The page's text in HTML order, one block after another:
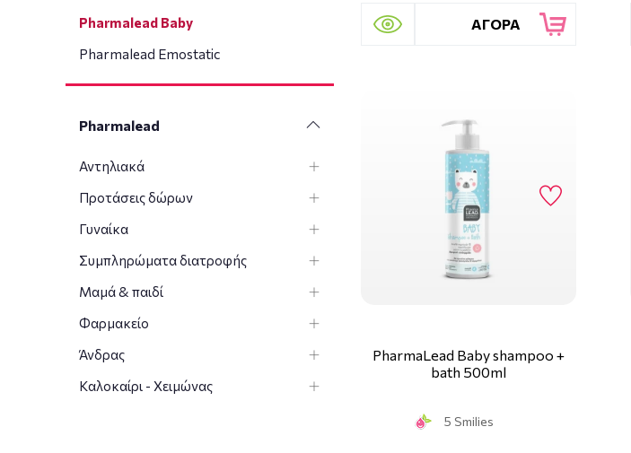
Pharmalead Baby
Pharmalead Emostatic
Pharmalead
Αντηλιακά
Προτάσεις δώρων
Γυναίκα
Συμπληρώματα διατροφής
Μαμά & παιδί
Φαρμακείο
Άνδρας
Καλοκαίρι - Χειμώνας
ΑΓΟΡΑ
PharmaLead Baby shampoo +
bath 500ml
5 Smilies